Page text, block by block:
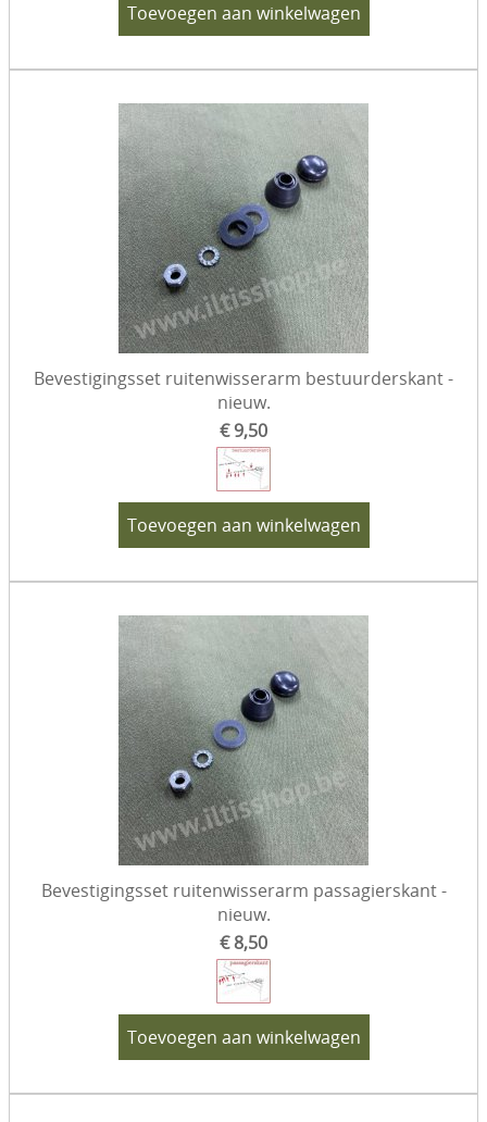
Diesel specifiek
Gereedschap
VW 181 - Kübel
Toevoegen aan winkelwagen
Bevestigingsset ruitenwisserarm bestuurderskant -
nieuw.
€ 9,50
Toevoegen aan winkelwagen
Bevestigingsset ruitenwisserarm passagierskant -
nieuw.
€ 8,50
Toevoegen aan winkelwagen